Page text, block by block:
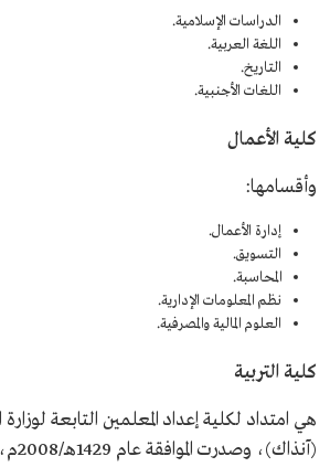
الدراسات الإسلامية.
اللغة العربية.
التاريخ.
اللغات الأجنبية.
كلية الأعمال
وأقسامها:
إدارة الأعمال.
التسويق.
المحاسبة.
نظم المعلومات الإدارية.
العلوم المالية والمصرفية.
كلية التربية
هي امتداد لكلية إعداد المعلمين التابعة لوزارة